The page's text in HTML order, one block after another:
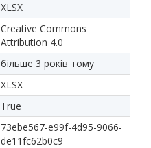
XLSX
Creative Commons
Attribution 4.0
більше 3 років тому
XLSX
True
73ebe567-e99f-4d95-9066-
de11fc62b0c9